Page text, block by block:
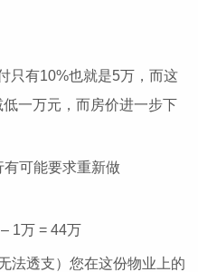
只有10%也就是5万，而这
一万元，而房价进一步下
有可能要求重新做
1万 = 44万
法透支）您在这份物业上的